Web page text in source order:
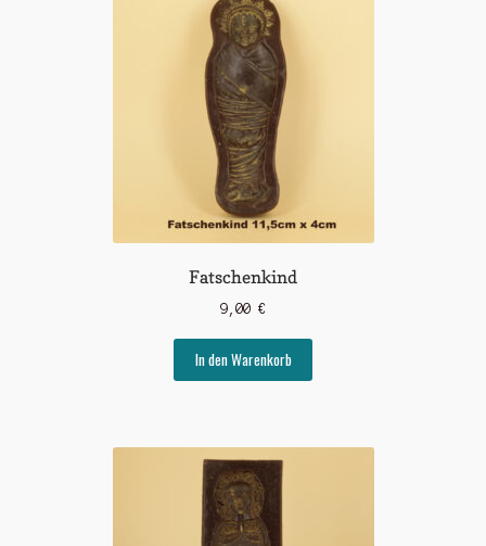
Fatschenkind
9,00 €
In den Warenkorb